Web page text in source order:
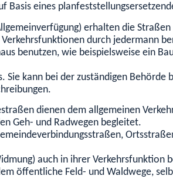
eines
erhalten die
durch jedermann
benutzen, wie beispielsweise ein
kann bei der zuständigen
dienen dem allgemeinen
Geh- und Radwegen begleitet.
auch in ihrer Verkehrsfunktion
öffentliche Feld- und Waldwege,